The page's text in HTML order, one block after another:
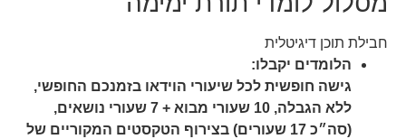
חבילת תוכן דיגיטלית
הלומדים יקבלו:
גישה חופשית לכל שיעורי הוידאו בזמנכם החופשי,
ללא הגבלה, 10 שעורי מבוא + 7 שעורי נושאים,
(סה״כ 17 שעורים) בצירוף הטקסטים המקוריים של